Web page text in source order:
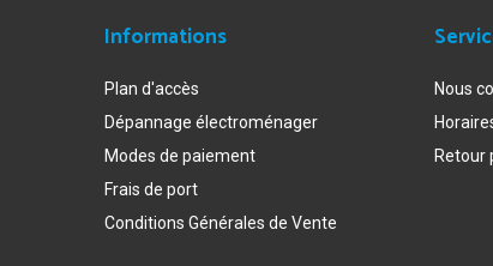
Informations
Plan d'accès
Dépannage électroménager
Modes de paiement
Frais de port
Conditions Générales de Vente
Nous
Retour